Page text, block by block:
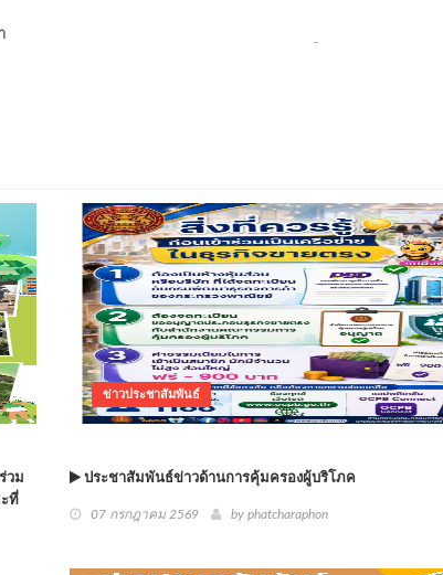
อำเภอเมือง จังหวัดหนองคาย 43000 สอบถามข้อมูลโทร 042-080441
วม
ที่
ข่าวประชาสัมพันธ์
ประชาสัมพันธ์ข่าวด้านการคุ้มครองผู้บริโภค
07 กรกฎาคม 2569 by phatcharaphon